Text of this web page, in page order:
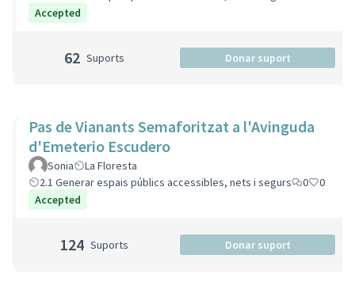
Accepted
62 Suports Donar suport
Pas de Vianants Semaforitzat a l'Avinguda
d'Emeterio Escudero
Sonia
La Floresta
2.1 Generar espais públics accessibles, nets i segurs
0
0
Accepted
124 Suports Donar suport